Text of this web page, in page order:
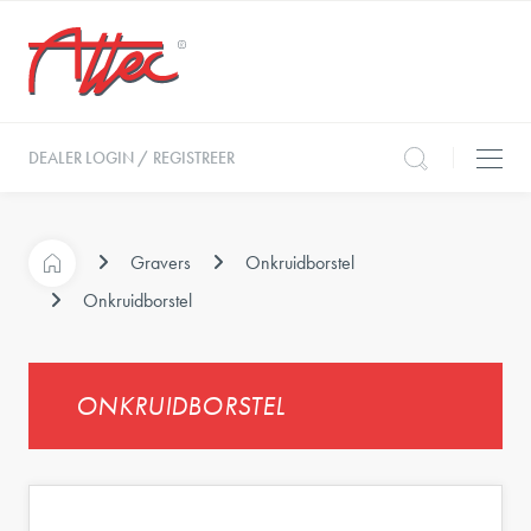
DEALER LOGIN / REGISTREER
Gravers
Onkruidborstel
Onkruidborstel
ONKRUIDBORSTEL